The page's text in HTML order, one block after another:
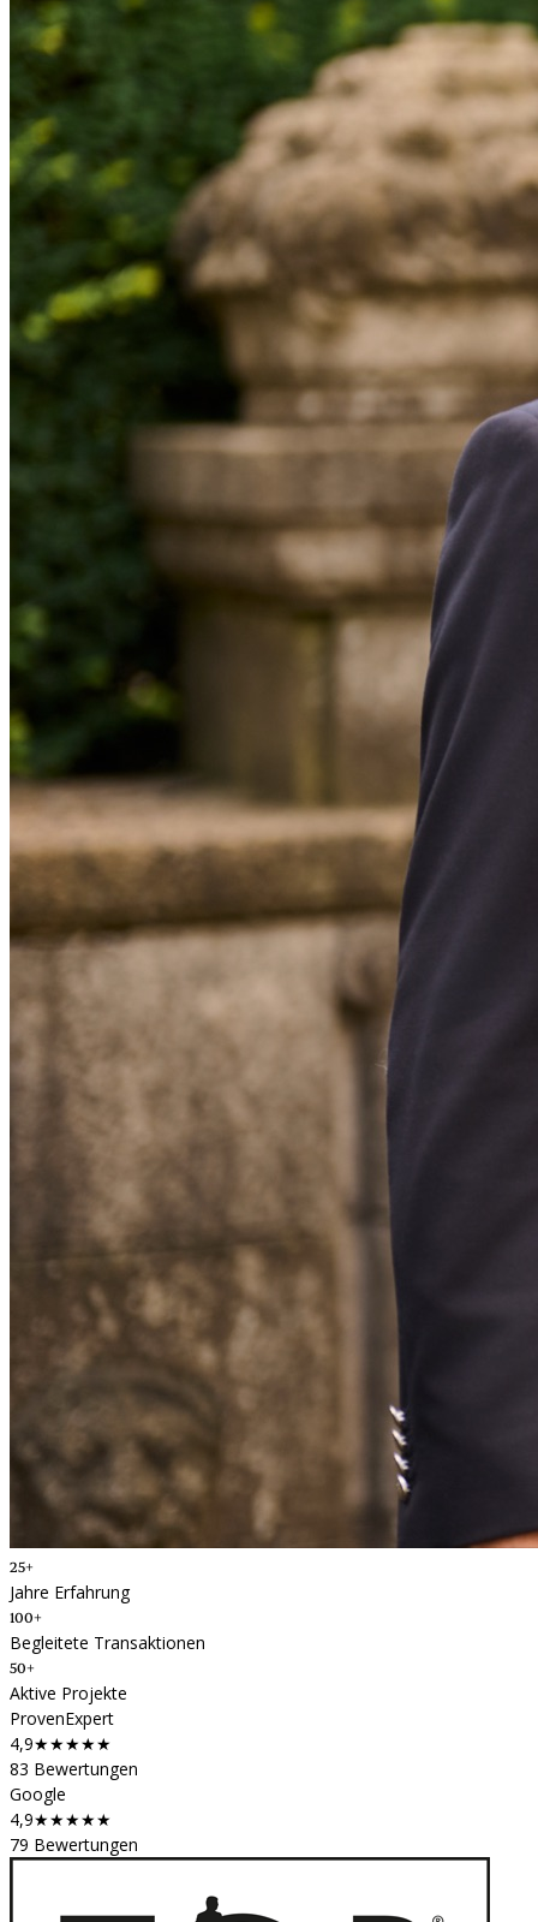
25+
Jahre Erfahrung
100+
Begleitete Transaktionen
50+
Aktive Projekte
ProvenExpert
4,9★★★★★
83 Bewertungen
Google
4,9★★★★★
79 Bewertungen